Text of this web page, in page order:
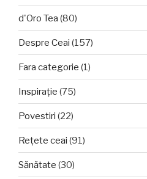
d'Oro Tea (80)
Despre Ceai (157)
Fara categorie (1)
Inspirație (75)
Povestiri (22)
Rețete ceai (91)
Sănătate (30)